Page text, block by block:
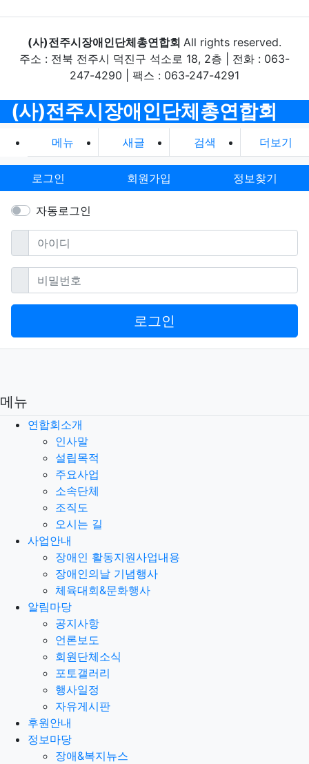
(사)전주시장애인단체총연합회 All rights reserved.
주소 : 전북 전주시 덕진구 석소로 18, 2층 | 전화 : 063-
247-4290 | 팩스 : 063-247-4291
(사)전주시장애인단체총연합회
메뉴 새글 검색 더보기
로그인 회원가입 정보찾기
자동로그인
아이디필수
비밀번호필수
로그인
메뉴
연합회소개
인사말
설립목적
주요사업
소속단체
조직도
오시는 길
사업안내
장애인 활동지원사업내용
장애인의날 기념행사
체육대회&문화행사
알림마당
공지사항
언론보도
회원단체소식
포토갤러리
행사일정
자유게시판
후원안내
정보마당
장애&복지뉴스